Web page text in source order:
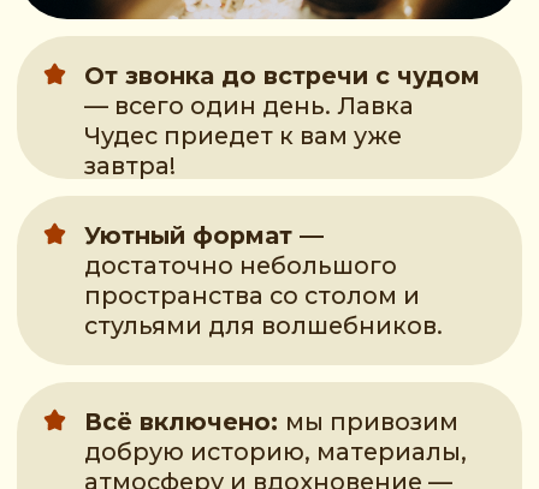
Мастерские
Лавки Чудес
Чудеса для детей 4+
«Шар желаний» (волшебное
наполнение)
О чуде
(глиняная
О чуде